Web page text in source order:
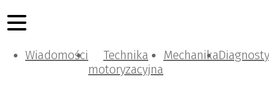
Wiadomości
Technika
motoryzacyjna
Mechanika